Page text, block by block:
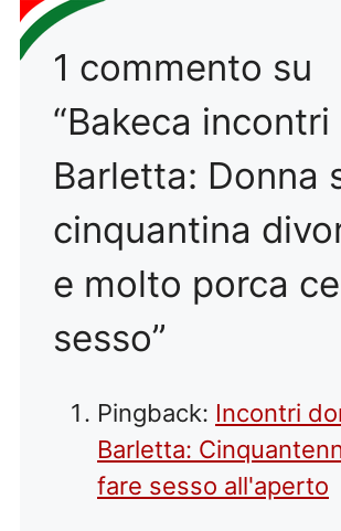
1 commento su
“Bakeca incontri
Barletta: Donna
cinquantina
e molto porca
sesso”
Pingback: Incontri
Barletta:
fare sesso all'aperto